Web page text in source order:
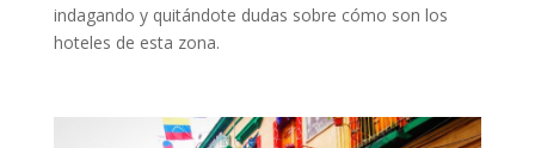
indagando y quitándote dudas sobre cómo son los
hoteles de esta zona.